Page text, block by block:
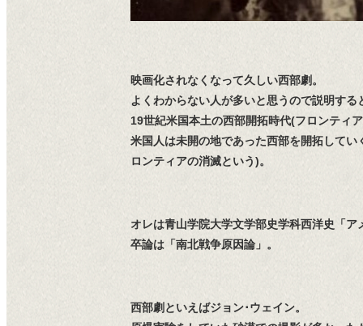
映画化されなくなって久しい西部劇。
よくわからない人が多いと思うので説明す
19世紀米国本土の西部開拓時代(フロンティ
米国人は未開の地であった西部を開拓して
ロンティアの消滅という)。
オレは青山学院大学文学部史学科西洋史「ア
卒論は「南北戦争原因論」。
西部劇といえばジョン･ウェイン。